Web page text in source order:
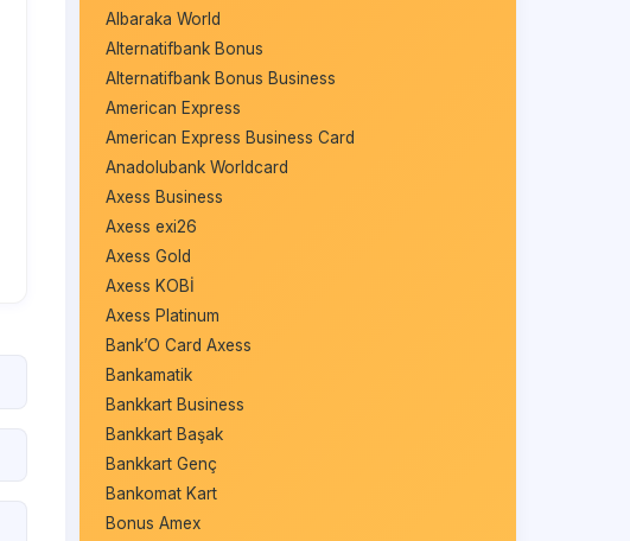
Albaraka World
Alternatifbank Bonus
Alternatifbank Bonus Business
American Express
American Express Business Card
Anadolubank Worldcard
Axess Business
Axess exi26
Axess Gold
Axess KOBİ
Axess Platinum
Bank’O Card Axess
Bankamatik
Bankkart Business
Bankkart Başak
Bankkart Genç
Bankomat Kart
Bonus Amex